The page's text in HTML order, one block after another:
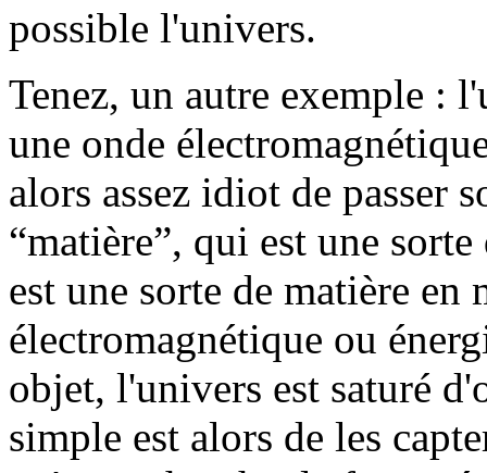
possible l'univers.
Tenez, un autre exemple :
une onde
alors assez idiot de passer
“matière”, qui est une
est une sorte de matière en
électromagnétique ou
objet, l'univers est saturé
simple est alors de les